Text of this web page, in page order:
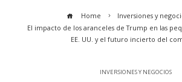
Home
Inversiones y
El impacto de los aranceles de Trump en las
EE. UU. y el futuro incierto del
INVERSIONES Y NEGOCIOS